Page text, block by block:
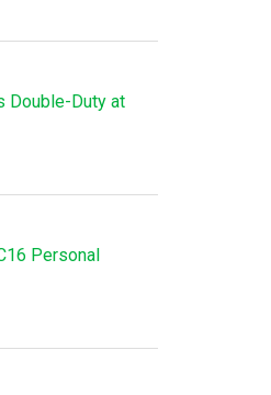
Double-Duty at
Personal